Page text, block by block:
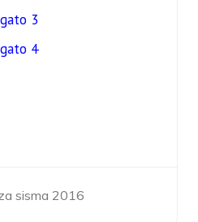
3
4
sisma 2016